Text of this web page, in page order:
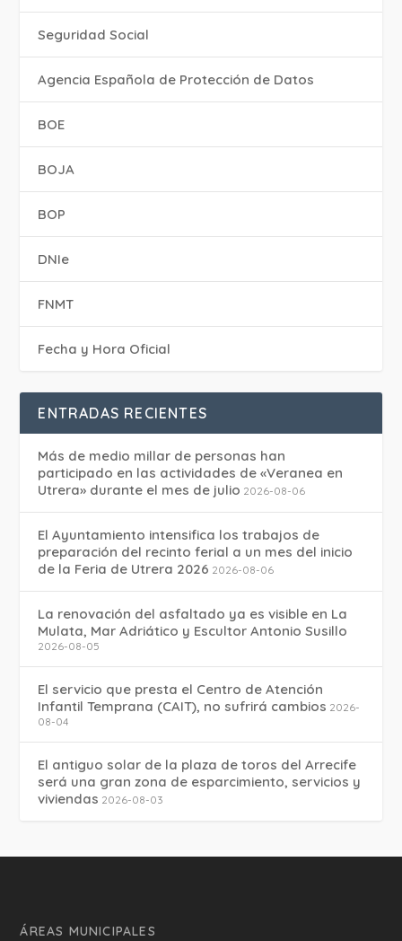
Seguridad Social
Agencia Española de Protección de Datos
BOE
BOJA
BOP
DNIe
FNMT
Fecha y Hora Oficial
ENTRADAS RECIENTES
Más de medio millar de personas han
participado en las actividades de «Veranea en
Utrera» durante el mes de julio 2026-08-06
El Ayuntamiento intensifica los trabajos de
preparación del recinto ferial a un mes del inicio
de la Feria de Utrera 2026 2026-08-06
La renovación del asfaltado ya es visible en La
Mulata, Mar Adriático y Escultor Antonio Susillo
2026-08-05
El servicio que presta el Centro de Atención
Infantil Temprana (CAIT), no sufrirá cambios 2026-
08-04
El antiguo solar de la plaza de toros del Arrecife
será una gran zona de esparcimiento, servicios y
viviendas 2026-08-03
ÁREAS MUNICIPALES